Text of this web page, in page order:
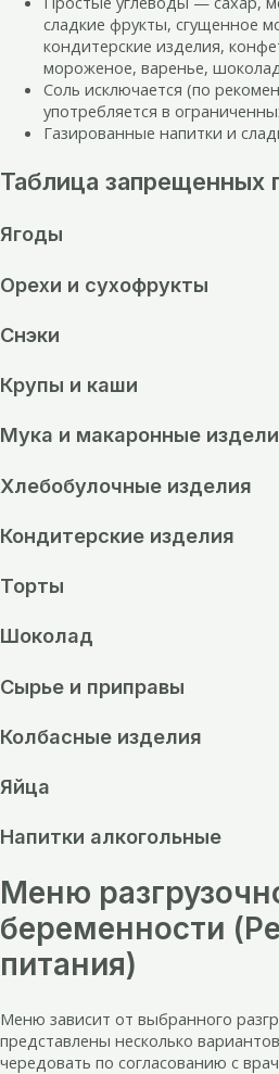
сладкие фрукты, сгущенное
кондитерские изделия,
мороженое, варенье,
Соль исключается (по
употребляется в
Газированные напитки и
Таблица запрещенных
Ягоды
Орехи и сухофрукты
Снэки
Крупы и каши
Мука и макаронные
Хлебобулочные изделия
Кондитерские изделия
Торты
Шоколад
Сырье и приправы
Колбасные изделия
Яйца
Напитки алкогольные
Меню
беременности
питания)
Меню зависит от выбранного
представлены несколько
чередовать по согласованию с